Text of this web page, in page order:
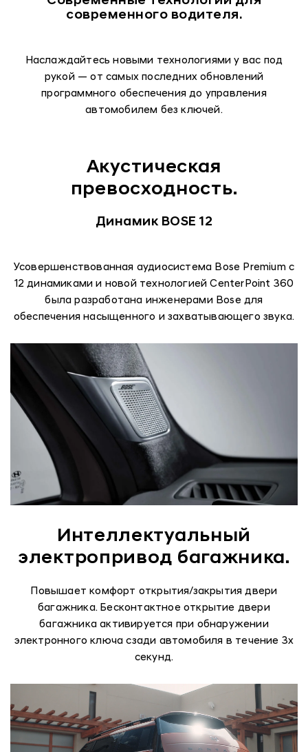
современного водителя.
Наслаждайтесь новыми технологиями у вас под
рукой — от самых последних обновлений
программного обеспечения до управления
автомобилем без ключей.
Акустическая
превосходность.
Динамик BOSE 12
Усовершенствованная аудиосистема Bose Premium с
12 динамиками и новой технологией CenterPoint 360
была разработана инженерами Bose для
обеспечения насыщенного и захватывающего звука.
Интеллектуальный
электропривод багажника.
Повышает комфорт открытия/закрытия двери
багажника. Бесконтактное открытие двери
багажника активируется при обнаружении
электронного ключа сзади автомобиля в течение 3х
секунд.